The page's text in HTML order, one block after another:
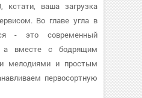
кстати, ваша загрузка
Во главе угла в
- это современный
а вместе с бодрящим
мелодиями и простым
первосортную